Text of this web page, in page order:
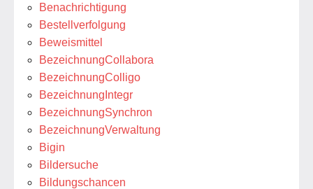
Benachrichtigung
Bestellverfolgung
Beweismittel
BezeichnungCollabora
BezeichnungColligo
BezeichnungIntegr
BezeichnungSynchron
BezeichnungVerwaltung
Bigin
Bildersuche
Bildungschancen